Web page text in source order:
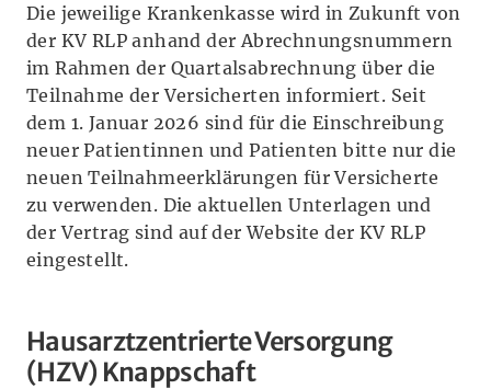
Die jeweilige Krankenkasse wird in Zukunft von
der KV RLP anhand der Abrechnungsnummern
im Rahmen der Quartalsabrechnung über die
Teilnahme der Versicherten informiert. Seit
dem 1. Januar 2026 sind für die Einschreibung
neuer Patientinnen und Patienten bitte nur die
neuen Teilnahmeerklärungen für Versicherte
zu verwenden. Die aktuellen Unterlagen und
der Vertrag sind auf der Website der KV RLP
eingestellt.
Hausarztzentrierte Versorgung
(HZV) Knappschaft